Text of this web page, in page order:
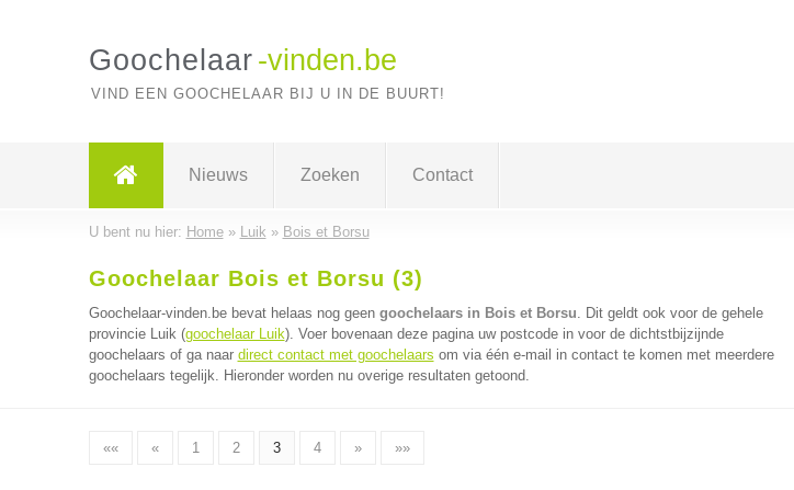
Goochelaar -vinden.be
VIND EEN GOOCHELAAR BIJ U IN DE BUURT!
Nieuws Zoeken Contact
U bent nu hier: Home» Luik » Bois et Borsu
Goochelaar Bois et Borsu (3)
Goochelaar-vinden.be bevat helaas nog geen goochelaars in Bois et Borsu. Dit geldt ook voor de gehele
provincie Luik (goochelaar Luik). Voer bovenaan deze pagina uw postcode in voor de dichtstbijzijnde
goochelaars of ga naar direct contact met goochelaars om via één e-mail in contact te komen met meerdere
goochelaars tegelijk. Hieronder worden nu overige resultaten getoond.
«« « 1 2 3 4 » »»